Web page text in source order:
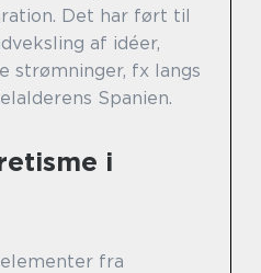
Det har ført til
af idéer,
strømninger, fx langs
Spanien.
i
fra